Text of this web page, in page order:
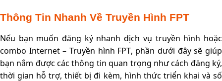
Thông Tin Nhanh Về Truyền Hình FPT
Nếu bạn muốn đăng ký nhanh dịch vụ truyền hình hoặc
combo Internet – Truyền hình FPT, phần dưới đây sẽ giúp
bạn nắm được các thông tin quan trọng như cách đăng ký,
thời gian hỗ trợ, thiết bị đi kèm, hình thức triển khai và số